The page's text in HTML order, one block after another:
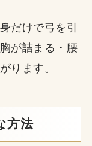
だけで弓を引
が詰まる・腰
ります。
方法